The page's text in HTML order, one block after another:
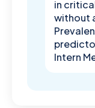
in
without
Intern